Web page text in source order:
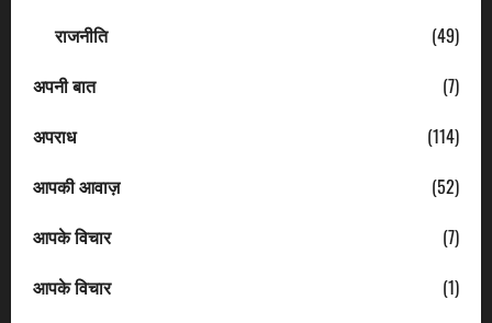
राजनीति
(49)
अपनी बात
(7)
अपराध
(114)
आपकी आवाज़
(52)
आपके विचार
(7)
आपके विचार
(1)